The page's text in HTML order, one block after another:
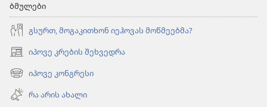
ბმულები
გსურთ, მოგაკითხონ იეჰოვას მოწმეებმა?
იპოვე კრების შეხვედრა
(გაიხსნება
ახალი
ფანჯარა)
იპოვე კონგრესი
(გაიხსნება
ახალი
ფანჯარა)
რა არის ახალი